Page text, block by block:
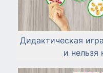
Дидактическая
и нельзя